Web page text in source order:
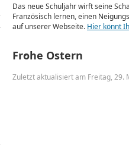
Das neue Schuljahr wirft seine
Französisch lernen, einen
auf unserer Webseite. Hier könnt
Frohe Ostern
Zuletzt aktualisiert am Freitag, 29.